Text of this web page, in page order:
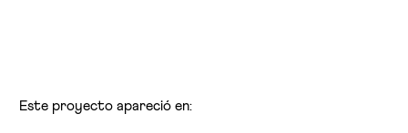
Este proyecto apareció en: